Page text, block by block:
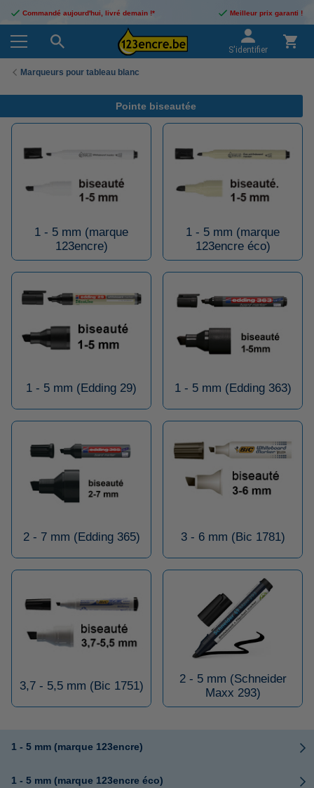
Commandé aujourd'hui, livré demain !* Meilleur prix garanti !
S'identifier
Marqueurs pour tableau blanc
Pointe biseautée
1 - 5 mm (marque
123encre)
1 - 5 mm (marque
123encre éco)
1 - 5 mm (Edding 29) 1 - 5 mm (Edding 363)
2 - 7 mm (Edding 365) 3 - 6 mm (Bic 1781)
3,7 - 5,5 mm (Bic 1751)
2 - 5 mm (Schneider
Maxx 293)
1 - 5 mm (marque 123encre)
1 - 5 mm (marque 123encre éco)